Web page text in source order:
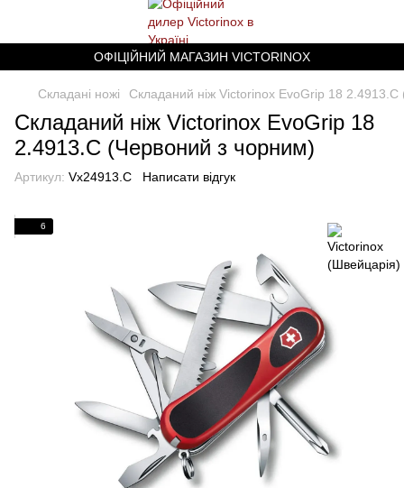
ОФІЦІЙНИЙ МАГАЗИН VICTORINOX
Складані ножі Складаний ніж Victorinox EvoGrip 18
Складаний ніж Victorinox EvoGrip 18
2.4913.C (Червоний з чорним)
Артикул: Vx24913.C Написати відгук
6